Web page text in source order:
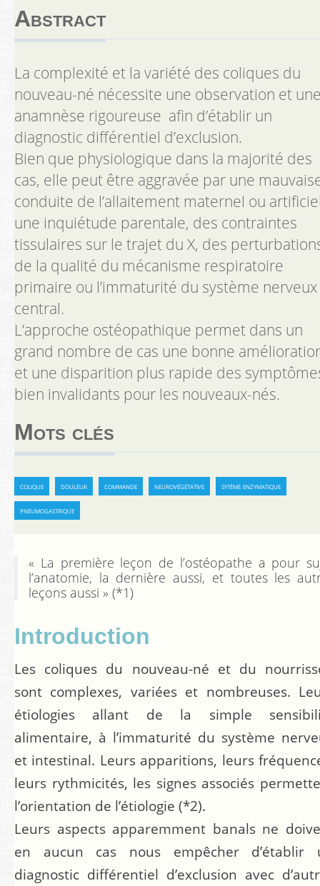
Abstract
La complexité et la variété des coliques du
nouveau-né nécessite une observation et
anamnèse rigoureuse afin d’établir un
diagnostic différentiel d’exclusion.
Bien que physiologique dans la majorité des
cas, elle peut être aggravée par une
conduite de l’allaitement maternel ou
une inquiétude parentale, des contraintes
tissulaires sur le trajet du X, des
de la qualité du mécanisme respiratoire
primaire ou l’immaturité du système nerveux
central.
L’approche ostéopathique permet dans un
grand nombre de cas une bonne
et une disparition plus rapide des
bien invalidants pour les nouveaux-nés.
Mots clés
colique douleur commande neurovégétative sytème enzymatique
pneumogastrique
« La première leçon de l’ostéopathe a pour
l’anatomie, la dernière aussi, et toutes les
leçons aussi » (*1)
Introduction
Les coliques du nouveau-né et du
sont complexes, variées et nombreuses.
étiologies allant de la simple
alimentaire, à l’immaturité du système
et intestinal. Leurs apparitions, leurs
leurs rythmicités, les signes associés
l’orientation de l’étiologie (*2).
Leurs aspects apparemment banals ne
en aucun cas nous empêcher d’établir
diagnostic différentiel d’exclusion avec